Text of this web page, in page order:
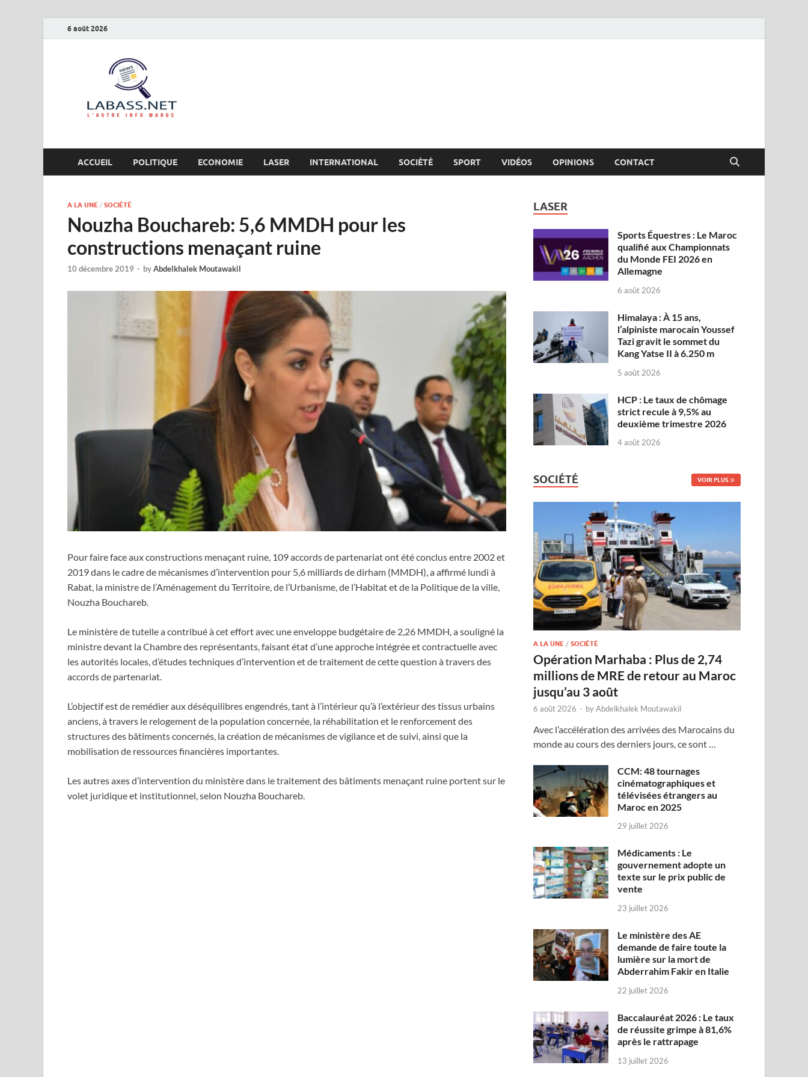
6 août 2026
ACCUEIL POLITIQUE ECONOMIE LASER INTERNATIONAL SOCIÉTÉ SPORT VIDÉOS OPINIONS CONTACT
A LA UNE / SOCIÉTÉ
Nouzha Bouchareb: 5,6 MMDH pour les
constructions menaçant ruine
10 décembre 2019 - byAbdelkhalek Moutawakil
Pour faire face aux constructions menaçant ruine, 109 accords de partenariat ont été conclus entre 2002 et
2019 dans le cadre de mécanismes d’intervention pour 5,6 milliards de dirham (MMDH), a affirmé lundi à
Rabat, la ministre de l’Aménagement du Territoire, de l’Urbanisme, de l’Habitat et de la Politique de la ville,
Nouzha Bouchareb.
Le ministère de tutelle a contribué à cet effort avec une enveloppe budgétaire de 2,26 MMDH, a souligné la
ministre devant la Chambre des représentants, faisant état d’une approche intégrée et contractuelle avec
les autorités locales, d’études techniques d’intervention et de traitement de cette question à travers des
accords de partenariat.
L’objectif est de remédier aux déséquilibres engendrés, tant à l’intérieur qu’à l’extérieur des tissus urbains
anciens, à travers le relogement de la population concernée, la réhabilitation et le renforcement des
structures des bâtiments concernés, la création de mécanismes de vigilance et de suivi, ainsi que la
mobilisation de ressources financières importantes.
Les autres axes d’intervention du ministère dans le traitement des bâtiments menaçant ruine portent sur le
volet juridique et institutionnel, selon Nouzha Bouchareb.
LASER
Sports Équestres : Le Maroc
qualifié aux Championnats
du Monde FEI 2026 en
Allemagne
6 août 2026
Himalaya : À 15 ans,
l’alpiniste marocain Youssef
Tazi gravit le sommet du
Kang Yatse II à 6.250 m
5 août 2026
HCP : Le taux de chômage
strict recule à 9,5% au
deuxième trimestre 2026
4 août 2026
SOCIÉTÉ VOIR PLUS
A LA UNE /SOCIÉTÉ
Opération Marhaba : Plus de 2,74
millions de MRE de retour au Maroc
jusqu’au 3 août
6 août 2026 - byAbdelkhalek Moutawakil
Avec l’accélération des arrivées des Marocains du
monde au cours des derniers jours, ce sont …
CCM: 48 tournages
cinématographiques et
télévisées étrangers au
Maroc en 2025
29 juillet 2026
Médicaments : Le
gouvernement adopte un
texte sur le prix public de
vente
23 juillet 2026
Le ministère des AE
demande de faire toute la
lumière sur la mort de
Abderrahim Fakir en Italie
22 juillet 2026
Baccalauréat 2026 : Le taux
de réussite grimpe à 81,6%
après le rattrapage
13 juillet 2026